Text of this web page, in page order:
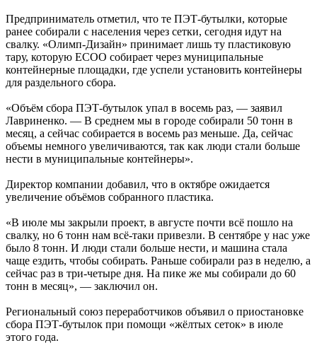
Предприниматель отметил, что те ПЭТ-бутылки, которые
ранее собирали с населения через сетки, сегодня идут на
свалку. «Олимп-Дизайн» принимает лишь ту пластиковую
тару, которую ЕСОО собирает через муниципальные
контейнерные площадки, где успели установить контейнеры
для раздельного сбора.
«Объём сбора ПЭТ-бутылок упал в восемь раз, — заявил
Лавриненко. — В среднем мы в городе собирали 50 тонн в
месяц, а сейчас собирается в восемь раз меньше. Да, сейчас
объемы немного увеличиваются, так как люди стали больше
нести в муниципальные контейнеры».
Директор компании добавил, что в октябре ожидается
увеличение объёмов собранного пластика.
«В июле мы закрыли проект, в августе почти всё пошло на
свалку, но 6 тонн нам всё-таки привезли. В сентябре у нас уже
было 8 тонн. И люди стали больше нести, и машина стала
чаще ездить, чтобы собирать. Раньше собирали раз в неделю, а
сейчас раз в три-четыре дня. На пике же мы собирали до 60
тонн в месяц», — заключил он.
Региональный союз переработчиков объявил о приостановке
сбора ПЭТ-бутылок при помощи «жёлтых сеток» в июле
этого года.